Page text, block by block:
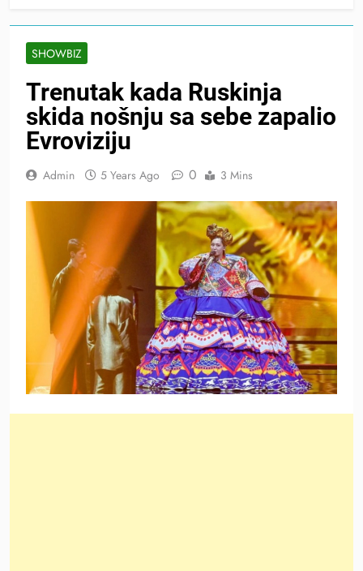
SHOWBIZ
Trenutak kada Ruskinja
skida nošnju sa sebe zapalio
Evroviziju
Admin 5 Years Ago 0 3 Mins